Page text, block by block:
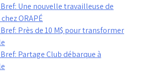
Une nouvelle travailleuse de
ORAPÉ
Près de 10 M$ pour transformer
Partage Club débarque à